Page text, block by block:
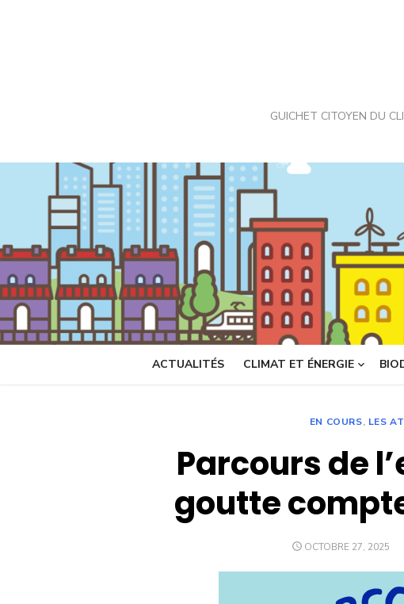
GUICHET CITOYEN DU
ACTUALITÉS CLIMAT ET ÉNERGIE
EN COURS, LES
Parcours de
goutte
POSTED
OCTOBRE 27, 2025